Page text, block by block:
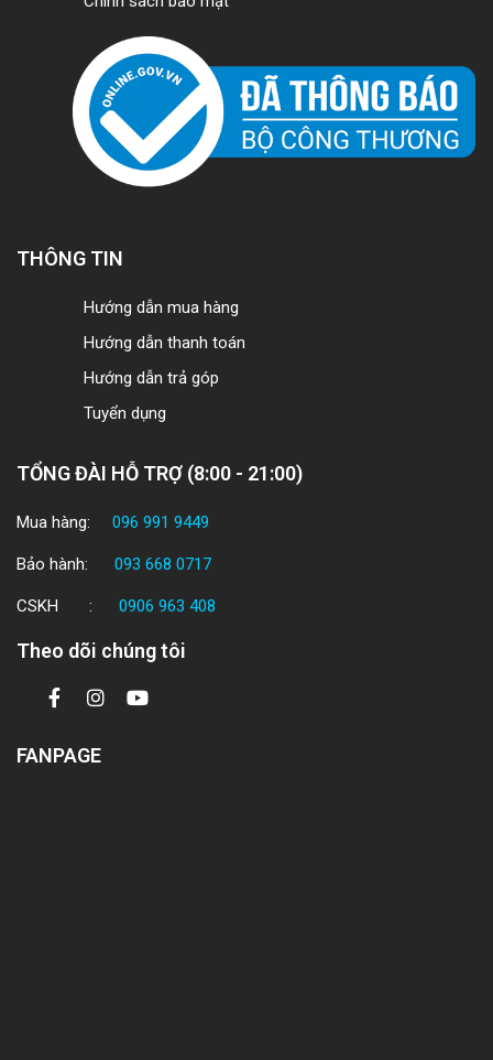
THÔNG TIN
Hướng dẫn mua hàng
Hướng dẫn thanh toán
Hướng dẫn trả góp
Tuyển dụng
TỔNG ĐÀI HỖ TRỢ (8:00 - 21:00)
Mua hàng: 096 991 9449
Bảo hành: 093 668 0717
CSKH : 0906 963 408
Theo dõi chúng tôi
FANPAGE